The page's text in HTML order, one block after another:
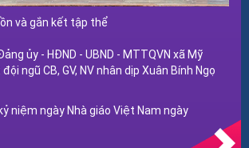
2025-2030
công khai đối chiếu kinh phí ngân sách
và gắn kết tập thể
ủy - HĐND - UBND - MTTQVN xã Mỹ
ngũ CB, GV, NV nhân dịp Xuân Bính Ngọ
niệm ngày Nhà giáo Việt Nam ngày